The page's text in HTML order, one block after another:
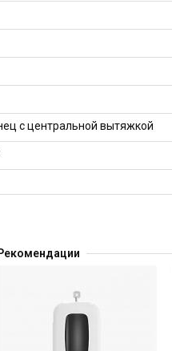
с центральной вытяжкой